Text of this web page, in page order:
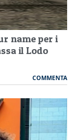
name per i
il Lodo
COMMENTA